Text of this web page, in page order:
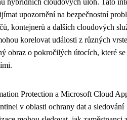
hybridních cloudových úloh. Tato
upozornění na bezpečnostní
kontejnerů a dalších cloudových
korelovat události z různých
obraz o pokročilých útocích, které
Protection a Microsoft Cloud
v oblasti ochrany dat a sledování